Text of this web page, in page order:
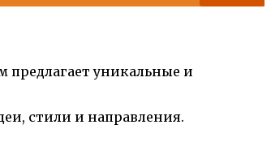
предлагает уникальные и
стили и направления.